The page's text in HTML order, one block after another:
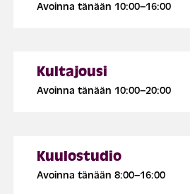
Avoinna tänään 10:00–16:00
Kultajousi
Avoinna tänään 10:00–20:00
Kuulostudio
Avoinna tänään 8:00–16:00